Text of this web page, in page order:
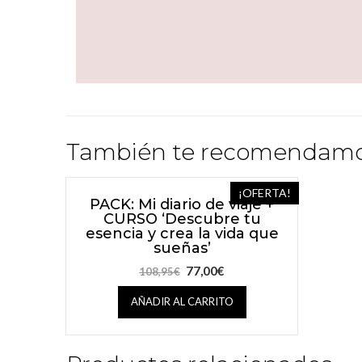
También te
¡OFERTA!
PACK: Mi diario de viaje +
CURSO ‘Descubre tu
esencia y crea la vida que
sueñas’
108,95€ 77,00€
AÑADIR AL CARRITO